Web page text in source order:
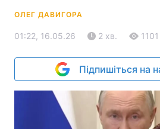
ОЛЕГ ДАВИГОРА
01:22, 16.05.26 2 хв. 1101
Підпишіться на